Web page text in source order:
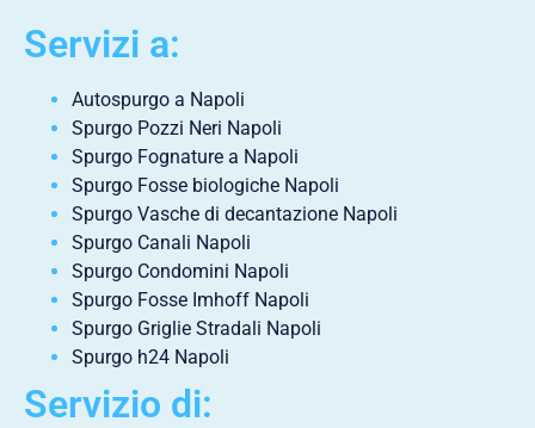
Servizi a:
Autospurgo a Napoli
Spurgo Pozzi Neri Napoli
Spurgo Fognature a Napoli
Spurgo Fosse biologiche Napoli
Spurgo Vasche di decantazione Napoli
Spurgo Canali Napoli
Spurgo Condomini Napoli
Spurgo Fosse Imhoff Napoli
Spurgo Griglie Stradali Napoli
Spurgo h24 Napoli
Servizio di: